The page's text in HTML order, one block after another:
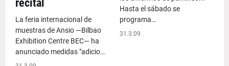
recital
La feria internacional de
muestras de Ansio —Bilbao
Exhibition Centre BEC— ha
anunciado medidas "adicio…
Hasta el sábado se
programa…
31.3.09